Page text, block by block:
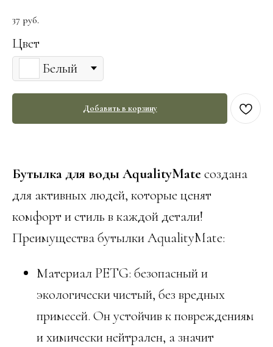
37 руб.
Цвет
Белый
Добавить в корзину
Бутылка для воды AqualityMateсоздана
для активных людей, которые ценят
комфорт и стиль в каждой детали!
Преимущества бутылки AqualityMate:
Материал PETG: безопасный и
экологически чистый, без вредных
примесей. Он устойчив к повреждениям
и химически нейтрален, а значит